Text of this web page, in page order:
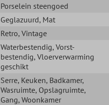
Porselein steengoed
Geglazuurd, Mat
Retro, Vintage
Waterbestendig, Vorst-
bestendig, Vloerverwarming
geschikt
Serre, Keuken, Badkamer,
Wasruimte, Opslagruimte,
Gang, Woonkamer